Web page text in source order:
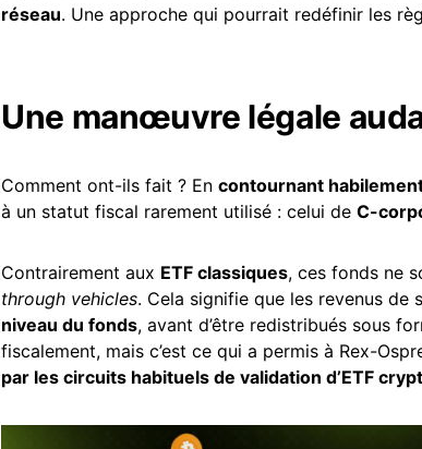
réseau. Une approche qui pourrait redéfinir les
Une manœuvre légale
Comment ont-ils fait ? En contournant
à un statut fiscal rarement utilisé : celui de C-
Contrairement aux ETF classiques, ces fonds ne
through vehicles. Cela signifie que les revenus de
niveau du fonds, avant d’être redistribués sous
fiscalement, mais c’est ce qui a permis à Rex-
par les circuits habituels de validation d’ETF